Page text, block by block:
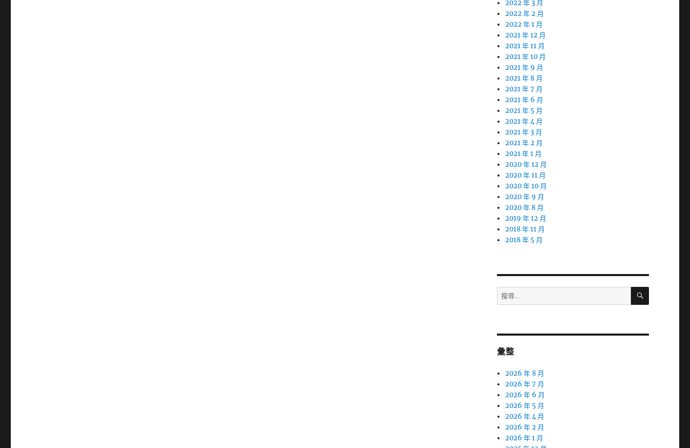
2022 年 3 月
2022 年 2 月
2022 年 1 月
2021 年 12 月
2021 年 11 月
2021 年 10 月
2021 年 9 月
2021 年 8 月
2021 年 7 月
2021 年 6 月
2021 年 5 月
2021 年 4 月
2021 年 3 月
2021 年 2 月
2021 年 1 月
2020 年 12 月
2020 年 11 月
2020 年 10 月
2020 年 9 月
2020 年 8 月
2019 年 12 月
2018 年 11 月
2018 年 5 月
搜
尋
字:
搜
彙整
2026 年 8 月
2026 年 7 月
2026 年 6 月
2026 年 5 月
2026 年 4 月
2026 年 2 月
2026 年 1 月